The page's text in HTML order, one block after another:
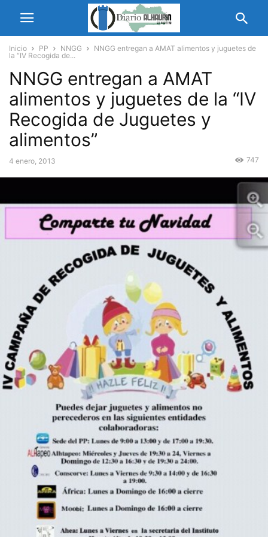
Inicio PP NNGG
NNGG entregan a AMAT alimentos y juguetes de
la “IV Recogida de...
NNGG entregan a AMAT
alimentos y juguetes de la “IV
Recogida de Juguetes y
alimentos”
4 enero, 2013 747